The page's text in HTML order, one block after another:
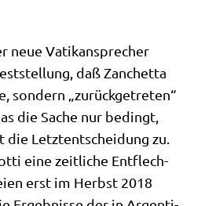
neue Vati­kan­spre­cher
daß Zan­chet­ta
son­dern „zurück­ge­tre­ten“
die Sache nur bedingt,
die Letzt­ent­schei­dung zu.
eine zeit­li­che Ent­flech­
erst im Herbst 2018